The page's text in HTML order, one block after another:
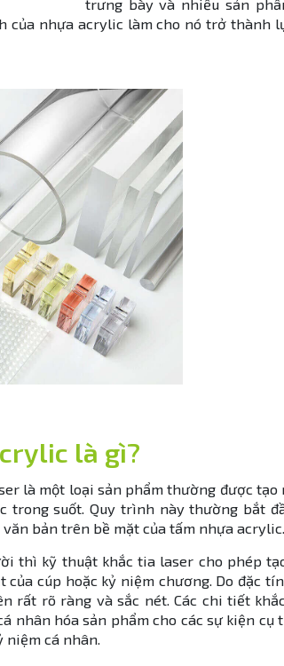
trưng bày và nhiều sản
của nhựa acrylic làm cho nó trở thành
là gì?
là một loại sản phẩm thường được tạo
trong suốt. Quy trình này thường bắt
bản trên bề mặt của tấm nhựa
thì kỹ thuật khắc tia laser cho phép
cúp hoặc kỷ niệm chương. Do đặc
rất rõ ràng và sắc nét. Các chi tiết
nhân hóa sản phẩm cho các sự kiện cụ
cá nhân.